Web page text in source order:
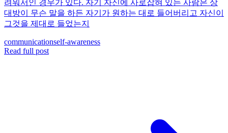
려워서인 경우가 있다. 자기 자신에 사로잡혀 있는 사람은 상
대방이 무슨 말을 하든 자기가 원하는 대로 들어버리고 자신이
그것을 제대로 들었는지
communicationself-awareness
Read full post